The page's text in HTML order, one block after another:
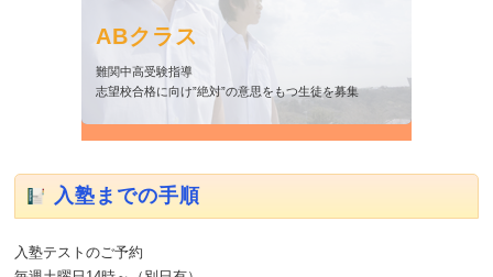
ABクラス
難関中高受験指導
志望校合格に向け”絶対”の意思をもつ生徒を募集
入塾までの手順
入塾テストのご予約